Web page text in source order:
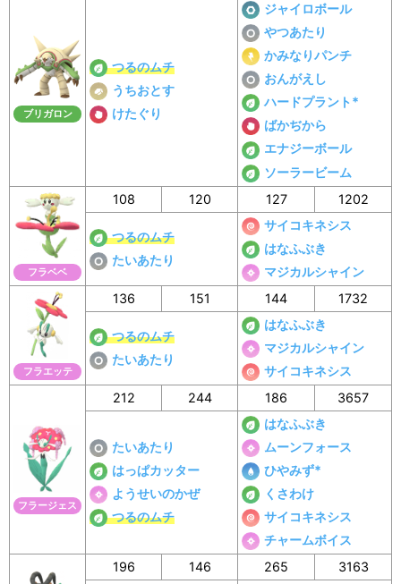
ブリガロン
つるのムチ
うちおとす
けたぐり
ジャイロボール
やつあたり
かみなりパンチ
おんがえし
ハードプラント*
ばかぢから
エナジーボール
ソーラービーム
フラベベ
108 120 127 1202
つるのムチ
たいあたり
サイコキネシス
はなふぶき
マジカルシャイン
フラエッテ
136 151 144 1732
つるのムチ
たいあたり
はなふぶき
マジカルシャイン
サイコキネシス
フラージェス
212 244 186 3657
たいあたり
はっぱカッター
ようせいのかぜ
つるのムチ
はなふぶき
ムーンフォース
ひやみず*
くさわけ
サイコキネシス
チャームボイス
196 146 265 3163